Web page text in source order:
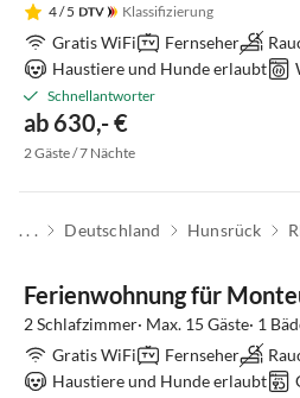
4/ 5 Klassifizierung
Gratis WiFi Fernseher
Haustiere und Hunde erlaubt
Schnellantworter
ab 630,- €
2 Gäste / 7 Nächte
. . . Deutschland Hunsrück
Ferienwohnung für
2 Schlafzimmer· Max. 15 Gäste· 1
Gratis WiFi
Fernseher
Haustiere und Hunde erlaubt